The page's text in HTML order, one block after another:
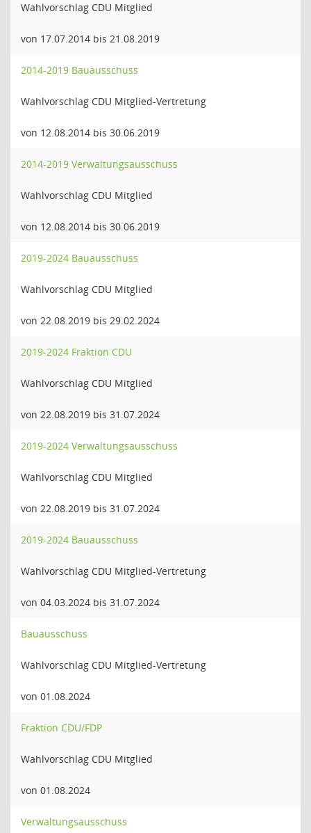
Wahlvorschlag CDU Mitglied
von 17.07.2014 bis 21.08.2019
2014-2019 Bauausschuss
Wahlvorschlag CDU Mitglied-Vertretung
von 12.08.2014 bis 30.06.2019
2014-2019 Verwaltungsausschuss
Wahlvorschlag CDU Mitglied
von 12.08.2014 bis 30.06.2019
2019-2024 Bauausschuss
Wahlvorschlag CDU Mitglied
von 22.08.2019 bis 29.02.2024
2019-2024 Fraktion CDU
Wahlvorschlag CDU Mitglied
von 22.08.2019 bis 31.07.2024
2019-2024 Verwaltungsausschuss
Wahlvorschlag CDU Mitglied
von 22.08.2019 bis 31.07.2024
2019-2024 Bauausschuss
Wahlvorschlag CDU Mitglied-Vertretung
von 04.03.2024 bis 31.07.2024
Bauausschuss
Wahlvorschlag CDU Mitglied-Vertretung
von 01.08.2024
Fraktion CDU/FDP
Wahlvorschlag CDU Mitglied
von 01.08.2024
Verwaltungsausschuss